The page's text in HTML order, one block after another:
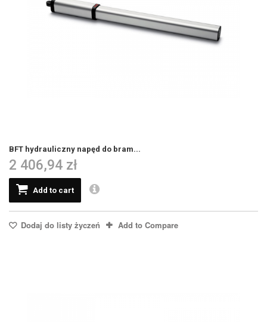
BFT hydrauliczny napęd do bram...
2 406,94 zł
Add to cart
Dodaj do listy życzeń Add to Compare